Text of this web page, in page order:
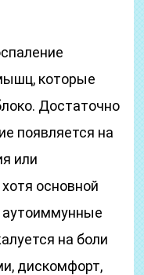
которые
Достаточно
появляется на
или
основной
аутоиммунные
на боли
дискомфорт,